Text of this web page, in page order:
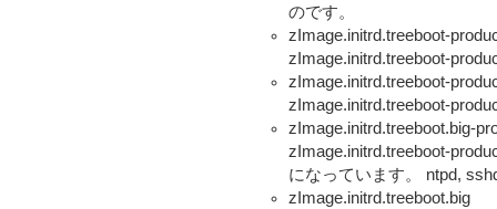
のです。
zImage.initrd.treeboot-
zImage.initrd.treeboot-
zImage.initrd.treeboot-
zImage.initrd.treeboot-
zImage.initrd.treeboot.big-
zImage.initrd.treeboot-
になっています。 ntpd,
zImage.initrd.treeboot.big